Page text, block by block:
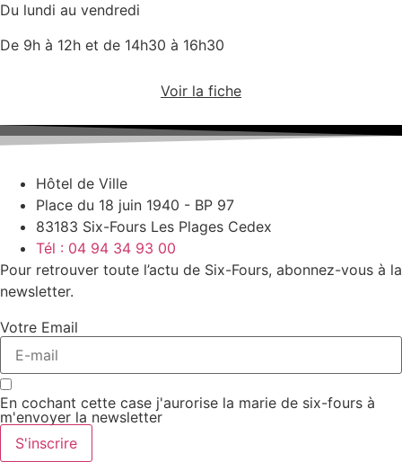
Du lundi au vendredi
De 9h à 12h et de 14h30 à 16h30
Voir la fiche
Hôtel de Ville
Place du 18 juin 1940 - BP 97
83183 Six-Fours Les Plages Cedex
Tél : 04 94 34 93 00
Pour retrouver toute l’actu de Six-Fours, abonnez-vous à la
newsletter.
Votre Email
En cochant cette case j'aurorise la marie de six-fours à
m'envoyer la newsletter
S'inscrire